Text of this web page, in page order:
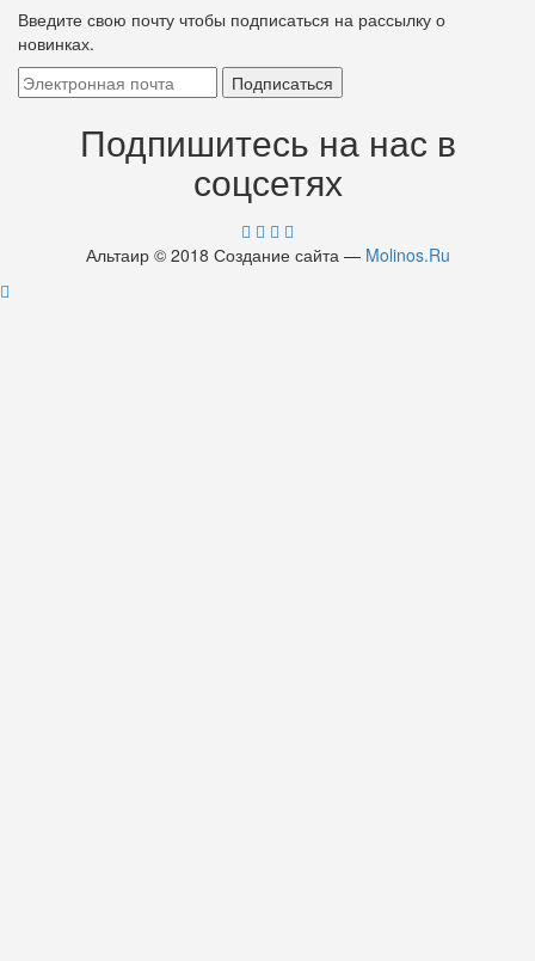
Введите свою почту чтобы подписаться на рассылку о
новинках.
Подпишитесь на нас в
соцсетях
Альтаир © 2018 Создание сайта — Molinos.Ru